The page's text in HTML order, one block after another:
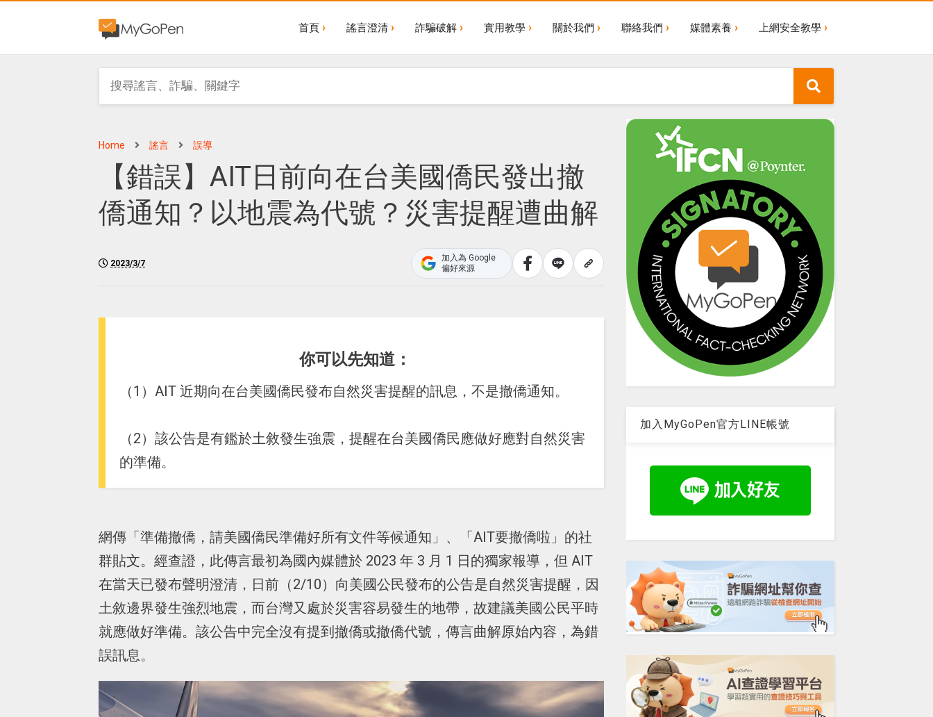
首頁 謠言澄清 詐騙破解 實用教學 關於我們 聯絡我們 媒體素養 上網安全教學
Home 謠言 誤導
【錯誤】AIT日前向在台美國僑民發出撤
僑通知？以地震為代號？災害提醒遭曲解
2023/3/7
加入為 Google
偏好來源
你可以先知道：
（1）AIT 近期向在台美國僑民發布自然災害提醒的訊息，不是撤僑通知。
（2）該公告是有鑑於土敘發生強震，提醒在台美國僑民應做好應對自然災害
的準備。
網傳「準備撤僑，請美國僑民準備好所有文件等候通知」、「AIT要撤僑啦」的社
群貼文。經查證，此傳言最初為國內媒體於 2023 年 3 月 1 日的獨家報導，但 AIT
在當天已發布聲明澄清，日前（2/10）向美國公民發布的公告是自然災害提醒，因
土敘邊界發生強烈地震，而台灣又處於災害容易發生的地帶，故建議美國公民平時
就應做好準備。該公告中完全沒有提到撤僑或撤僑代號，傳言曲解原始內容，為錯
誤訊息。
加入MyGoPen官方LINE帳號